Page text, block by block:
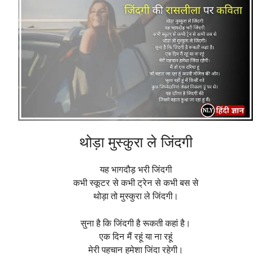
थोड़ा मुस्कुरा ले जिंदगी
यह भागदौड़ भरी जिंदगी
कभी स्कूटर से कभी ट्रेन से कभी बस से
थोड़ा तो मुस्कुरा ले जिंदगी।
सुना है कि जिंदगी है रूकती कहां है।
एक दिन मैं रहूं या ना रहूं
मेरी पहचान हमेशा जिंदा रहेगी।